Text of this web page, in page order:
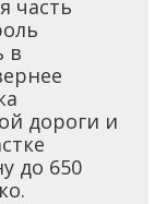
часть
в
дороги и
до 650